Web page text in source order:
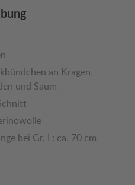
an Kragen,
und Saum
bei Gr. L: ca. 70 cm